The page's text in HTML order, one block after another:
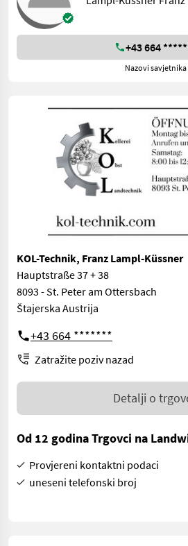
+43 664
Nazovi savjetnika
KOL-Technik, Franz Lampl-Küssner
Hauptstraße 37 + 38
8093 - St. Peter am Ottersbach
Štajerska Austrija
+43 664 *******
Zatražite poziv nazad
Detalji o
Od 12 godina Trgovci na
Provjereni kontaktni podaci
uneseni telefonski broj